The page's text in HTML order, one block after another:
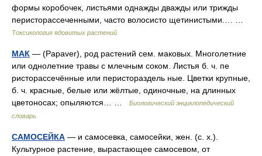
формы коробочек, листьями однажды дважды или трижды
перисторассеченными, часто волосисто щетинистыми.… …
Токсикология ядовитых растений
МАК — (Papaver), род растений сем. маковых. Многолетние
или однолетние травы с млечным соком. Листья б. ч. пе
ристорассечённые или перистораздель ные. Цветки крупные,
б. ч. красные, белые или жёлтые, одиночные, на длинных
цветоносах; опыляются… …
Биологический энциклопедический
словарь
САМОСЕЙКА — и самосевка, самосейки, жен. (с. х.).
Культурное растение, вырастающее самосевом, от